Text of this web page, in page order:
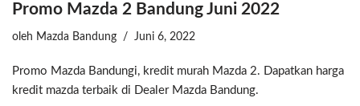
Promo Mazda 2 Bandung Juni 2022
oleh Mazda Bandung Juni 6, 2022
Promo Mazda Bandungi, kredit murah Mazda 2. Dapatkan harga
kredit mazda terbaik di Dealer Mazda Bandung.